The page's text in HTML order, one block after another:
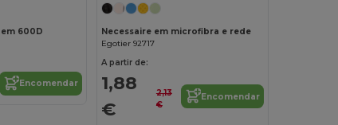
600D
Encomendar
Necessaire em microfibra e rede
Egotier 92717
A partir de:
1,88
€
2,13
€
Encomendar